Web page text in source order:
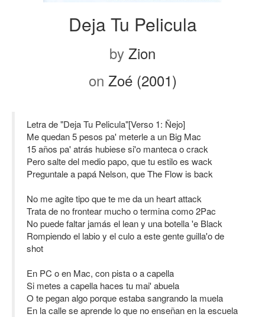
Deja Tu Pelicula
by Zion
on Zoé (2001)
Letra de "Deja Tu Pelicula"[Verso 1: Ñejo]
Me quedan 5 pesos pa' meterle a un Big Mac
15 años pa' atrás hubiese si'o manteca o crack
Pero salte del medio papo, que tu estilo es wack
Preguntale a papá Nelson, que The Flow is back
No me agite tipo que te me da un heart attack
Trata de no frontear mucho o termina como 2Pac
No puede faltar jamás el lean y una botella 'e Black
Rompiendo el labio y el culo a este gente guilla'o de
shot
En PC o en Mac, con pista o a capella
Si metes a capella haces tu mai' abuela
O te pegan algo porque estaba sangrando la muela
En la calle se aprende lo que no enseñan en la escuela